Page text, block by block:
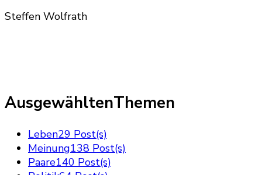
Steffen Wolfrath
AusgewähltenThemen
Leben29 Post(s)
Meinung138 Post(s)
Paare140 Post(s)